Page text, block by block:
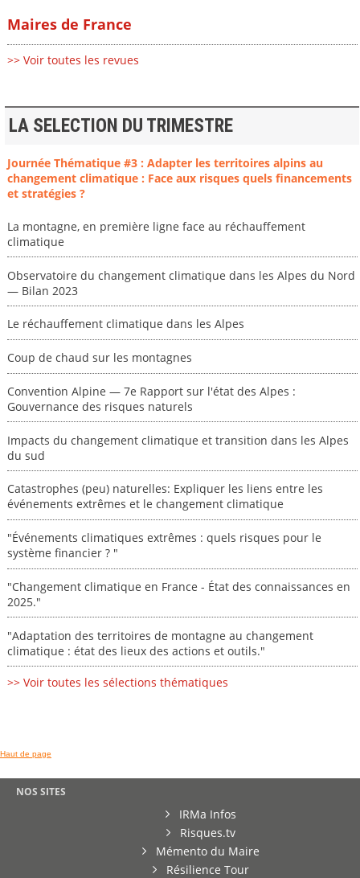
Maires de France
>> Voir toutes les revues
LA SELECTION DU TRIMESTRE
Journée Thématique #3 : Adapter les territoires alpins au
changement climatique : Face aux risques quels financements
et stratégies ?
La montagne, en première ligne face au réchauffement
climatique
Observatoire du changement climatique dans les Alpes du Nord
— Bilan 2023
Le réchauffement climatique dans les Alpes
Coup de chaud sur les montagnes
Convention Alpine — 7e Rapport sur l'état des Alpes :
Gouvernance des risques naturels
Impacts du changement climatique et transition dans les Alpes
du sud
Catastrophes (peu) naturelles: Expliquer les liens entre les
événements extrêmes et le changement climatique
"Événements climatiques extrêmes : quels risques pour le
système financier ? "
"Changement climatique en France - État des connaissances en
2025."
"Adaptation des territoires de montagne au changement
climatique : état des lieux des actions et outils."
>> Voir toutes les sélections thématiques
Haut de page
NOS SITES
IRMa Infos
Risques.tv
Mémento du Maire
Résilience Tour